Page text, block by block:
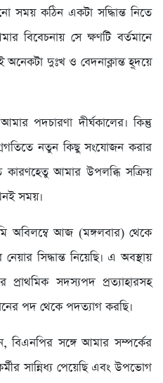
সময় কঠিন একটা সদ্ধিান্ত নিতে
বিবেচনায় সে ক্ষণটি বর্তমানে
দুঃখ ও বেদনাক্লান্ত হূদয়ে
পদচারণা দীর্ঘকালের। কিন্তু
নতুন কিছু সংযোজন করার
কারণহেতু আমার উপলব্ধি সক্রিয়
সময়।
অবিলম্বে আজ (মঙ্গলবার) থেকে
সিদ্ধান্ত নিয়েছি। এ অবস্থায়
প্রাথমিক সদস্যপদ প্রত্যাহারসহ
পদ থেকে পদত্যাগ করছি।
বিএনপির সঙ্গে আমার সম্পর্কের
সান্নিধ্য পেয়েছি এবং উপভোগ